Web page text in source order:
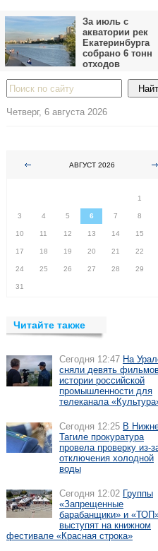
За июль с
акватории рек
Екатеринбурга
собрано 6 тонн
отходов
Четверг, 6 августа 2026
АВГУСТ 2026
1
3 4 5 6 7 8
10 11 12 13 14 15
17 18 19 20 21 22
24 25 26 27 28 29
31
Читайте также
Сегодня 12:47 На
сняли девять
истории российской
промышленности для
телеканала
Сегодня 12:25 В
Тагиле прокуратура
провела проверку из-
отключения холодной
воды
Сегодня 12:02 Группы
«Запрещенные
барабанщики» и
выступят на книжном
фестивале «Красная строка»